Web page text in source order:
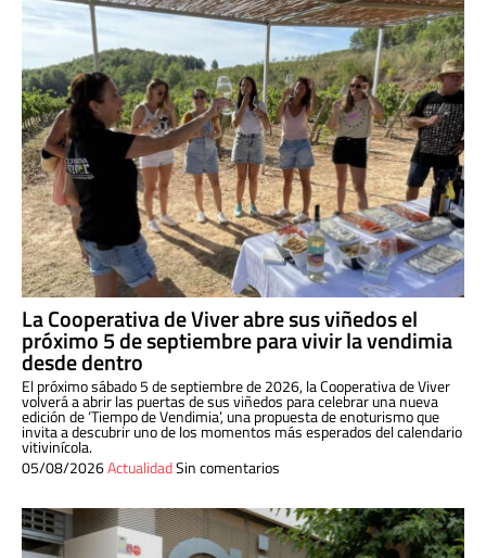
La Cooperativa de Viver abre sus viñedos el
próximo 5 de septiembre para vivir la vendimia
desde dentro
El próximo sábado 5 de septiembre de 2026, la Cooperativa de Viver
volverá a abrir las puertas de sus viñedos para celebrar una nueva
edición de ‘Tiempo de Vendimia’, una propuesta de enoturismo que
invita a descubrir uno de los momentos más esperados del calendario
vitivinícola.
05/08/2026ActualidadSin comentarios